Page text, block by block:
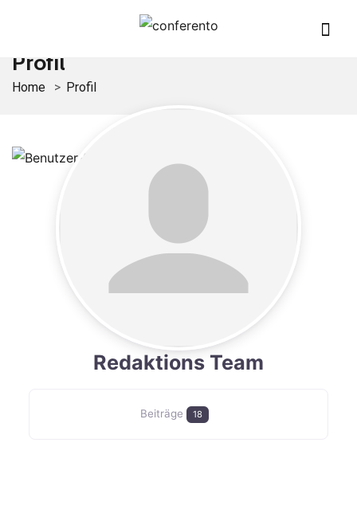
Profil
Home Profil
Redaktions Team
Beiträge 18